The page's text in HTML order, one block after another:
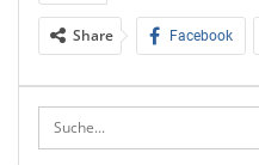
Fräsarbeiten auf der
zur Verstärkung des
4.900 Quadratmetern
Tragdeckschicht
Share Facebook